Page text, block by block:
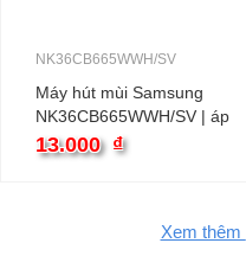
NK36CB665WWH/SV
Máy hút mùi Samsung
NK36CB665WWH/SV | áp
tường
13.000 ₫
Xem thêm